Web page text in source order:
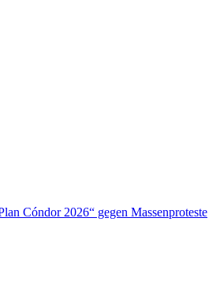
Cóndor 2026“ gegen Massenproteste